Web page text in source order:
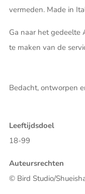
vermeden. Made in
Ga naar het gedeelte
te maken van de
Bedacht, ontworpen
Leeftijdsdoel
18-99
Auteursrechten
© Bird Studio/